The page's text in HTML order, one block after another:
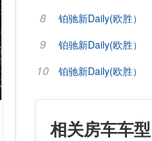
8 铂驰新Daily(欧胜）
9 铂驰新Daily(欧胜）
10 铂驰新Daily(欧胜）
相关房车车型